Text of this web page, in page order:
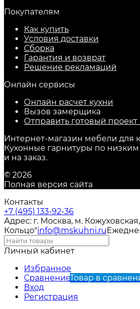
Покупателям
Как купить
Условия доставки
Сборка
Гарантия и возврат
Решение рекламаций
Онлайн сервисы
Онлайн расчет кухни
Вызов замерщика
Отправить готовый проект
Интернет-магазин мебели для
Кухонные гарнитуры по
и на заказ.
© 2026
Полная версия сайта
Контакты
+7 (495) 133-92-36
Адрес: г. Москва, м.
Кольцо"info@mskuhni.ru
Личный кабинет
Избранное
СравнениеТовар в
Вход
Регистрация